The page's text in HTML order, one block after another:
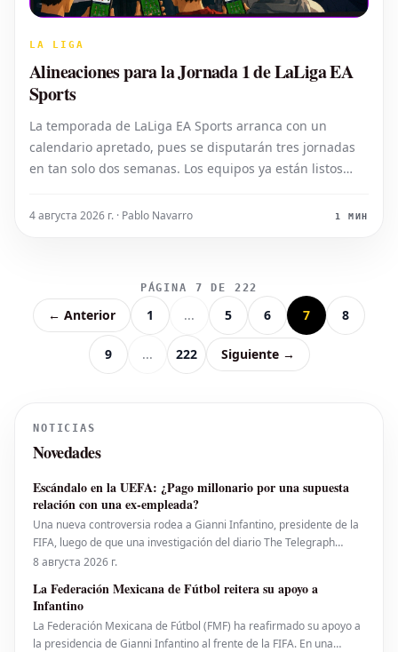
LA LIGA
Alineaciones para la Jornada 1 de LaLiga EA
Sports
La temporada de LaLiga EA Sports arranca con un
calendario apretado, pues se disputarán tres jornadas
en tan solo dos semanas. Los equipos ya están listos
emocionante inicio de campeonato.
4 августа 2026 г. · Pablo Navarro 1 МИН
PÁGINA 7 DE 222
← Anterior 1 ... 5 6 7 8
9 ... 222 Siguiente →
NOTICIAS
Novedades
Escándalo en la UEFA: ¿Pago millonario por una supuesta
relación con una ex-empleada?
Una nueva controversia rodea a Gianni Infantino, presidente de la
FIFA, luego de que una investigación del diario The Telegraph
sugiriera que la UEFA desembolsó una suma considerable de
mundial habría tenido una relación sentimental
8 августа 2026 г.
La Federación Mexicana de Fútbol reitera su apoyo a
Infantino
La Federación Mexicana de Fútbol (FMF) ha reafirmado su apoyo a
la presidencia de Gianni Infantino al frente de la FIFA. En una